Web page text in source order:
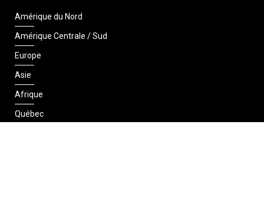
Amérique du Nord
Amérique Centrale / Sud
Europe
Asie
Afrique
Québec